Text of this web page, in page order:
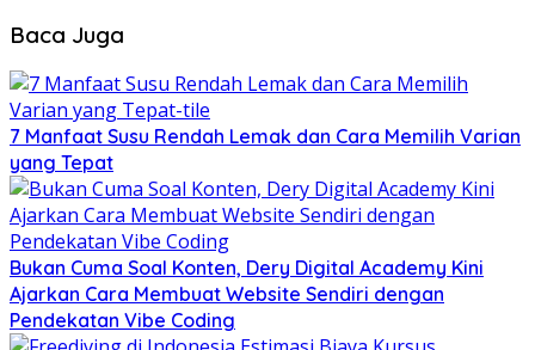
Baca Juga
7 Manfaat Susu Rendah Lemak dan Cara Memilih Varian
yang Tepat
Bukan Cuma Soal Konten, Dery Digital Academy Kini
Ajarkan Cara Membuat Website Sendiri dengan
Pendekatan Vibe Coding